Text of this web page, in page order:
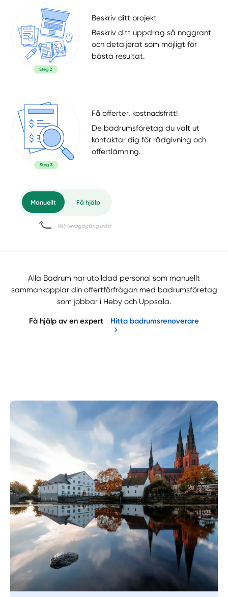
Beskriv ditt projekt
Beskriv ditt uppdrag så noggrant
och detaljerat som möjligt för
bästa resultat.
Få offerter, kostnadsfritt!
De badrumsföretag du valt ut
kontaktar dig för rådgivning och
offertlämning.
Manuellt Få hjälp
Välj tillvägagångssätt
Alla Badrum har utbildad personal som manuellt
sammankopplar din offertförfrågan med badrumsföretag
som jobbar i Heby och Uppsala.
Få hjälp av en expert Hitta badrumsrenoverare